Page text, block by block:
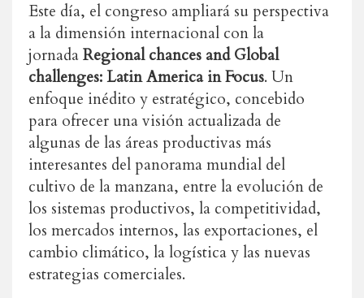
Este día, el congreso ampliará su perspectiva
a la dimensión internacional con la
jornadaRegional chances and Global
challenges: Latin America in Focus. Un
enfoque inédito y estratégico, concebido
para ofrecer una visión actualizada de
algunas de las áreas productivas más
interesantes del panorama mundial del
cultivo de la manzana, entre la evolución de
los sistemas productivos, la competitividad,
los mercados internos, las exportaciones, el
cambio climático, la logística y las nuevas
estrategias comerciales.